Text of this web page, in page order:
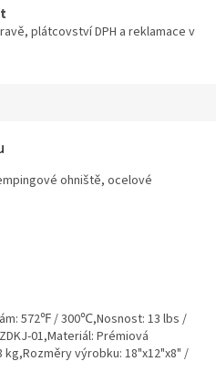
plátcovství DPH a reklamace v
ohniště, ocelové
572℉ / 300℃,Nosnost: 13 lbs /
01,Materiál: Prémiová
výrobku: 18"x12"x8" /